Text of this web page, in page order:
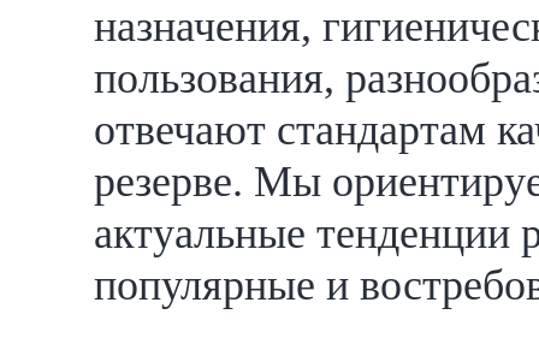
назначения,
пользования,
отвечают стандартам
резерве. Мы
актуальные тенденции
популярные и